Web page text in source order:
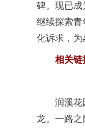
碑。现已成
继续探索
化诉求，为
相关链
润溪花园
龙。一路